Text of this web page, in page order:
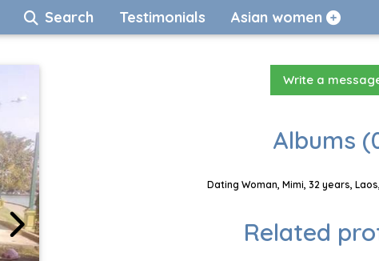
Search Testimonials Asian women
Write a
Albums
Dating Woman, Mimi, 32 years,
Related